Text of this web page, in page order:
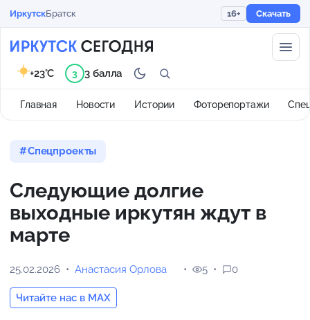
ИркутскБратск 16+ Скачать
Главная Новости Истории Фоторепортажи
+23°C 3 3 балла
Спецпроекты
Следующие долгие
выходные иркутян ждут в
марте
25.02.2026 Анастасия Орлова
Читайте нас в MAX
5 0